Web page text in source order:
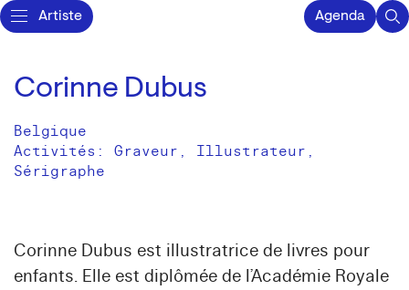
Artiste Agenda
Corinne Dubus
Belgique
Activités: Graveur
Illustrateur
Sérigraphe
Corinne Dubus est illustratrice de livres pour
enfants. Elle est diplômée de l’Académie Royale